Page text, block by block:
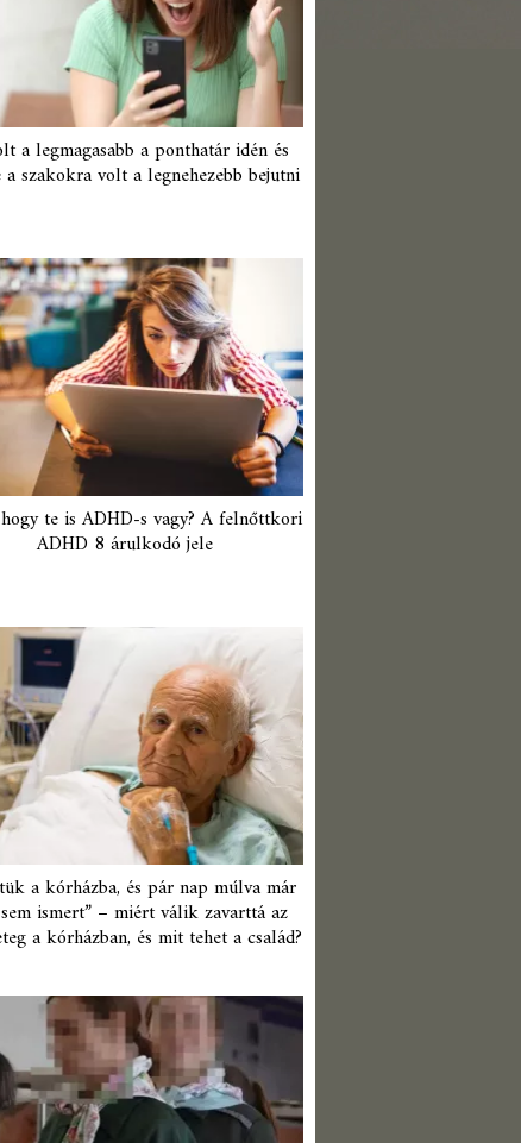
a legmagasabb a ponthatár idén és
a szakokra volt a legnehezebb bejutni
te is ADHD-s vagy? A felnőttkori
ADHD 8 árulkodó jele
a kórházba, és pár nap múlva már
ismert” – miért válik zavarttá az
a kórházban, és mit tehet a család?